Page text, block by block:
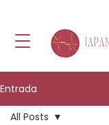
Entrada
All Posts